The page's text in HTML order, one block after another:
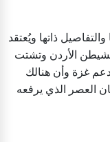
ذاتها ويُعتقد
تشيطن الأردن وتشتت
غزة وأن هنالك
العصر الذي يرفعه